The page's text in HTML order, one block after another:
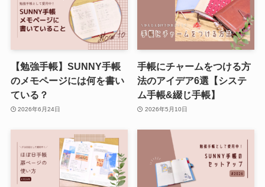
【勉強手帳】SUNNY手帳
のメモページには何を書い
ている？
2026年6月24日
手帳にチャームをつける方
法のアイデア6選【システ
ム手帳&綴じ手帳】
2026年5月10日